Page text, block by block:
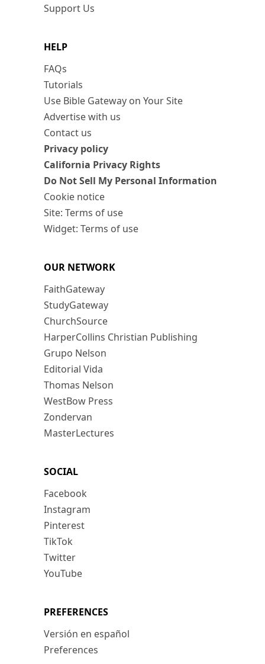
Support Us
HELP
FAQs
Tutorials
Use Bible Gateway on Your Site
Advertise with us
Contact us
Privacy policy
California Privacy Rights
Do Not Sell My Personal Information
Cookie notice
Site: Terms of use
Widget: Terms of use
OUR NETWORK
FaithGateway
StudyGateway
ChurchSource
HarperCollins Christian Publishing
Grupo Nelson
Editorial Vida
Thomas Nelson
WestBow Press
Zondervan
MasterLectures
SOCIAL
Facebook
Instagram
Pinterest
TikTok
Twitter
YouTube
PREFERENCES
Versión en español
Preferences